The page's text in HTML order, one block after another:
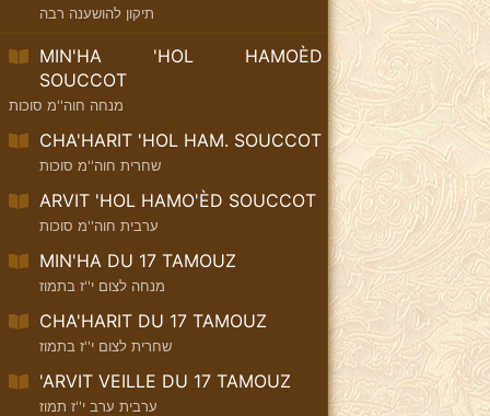
תיקון להושענה רבה
MIN'HA 'HOL HAMOÈD
SOUCCOT
מנחה חוה''מ סוכות
CHA'HARIT 'HOL HAM. SOUCCOT
שחרית חוה''מ סוכות
ARVIT 'HOL HAMO'ÈD SOUCCOT
ערבית חוה''מ סוכות
MIN'HA DU 17 TAMOUZ
מנחה לצום י''ז בתמוז
CHA'HARIT DU 17 TAMOUZ
שחרית לצום י''ז בתמוז
'ARVIT VEILLE DU 17 TAMOUZ
ערבית ערב י''ז תמוז